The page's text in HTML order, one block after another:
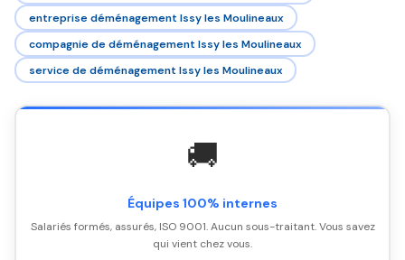
entreprise déménagement Issy les Moulineaux
compagnie de déménagement Issy les Moulineaux
service de déménagement Issy les Moulineaux
🚚
Équipes 100% internes
Salariés formés, assurés, ISO 9001. Aucun sous-traitant. Vous savez
qui vient chez vous.